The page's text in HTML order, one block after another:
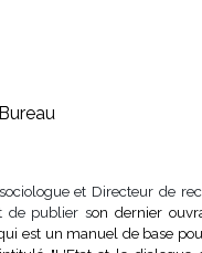
et Directeur de
de publier son dernier
est un manuel de base